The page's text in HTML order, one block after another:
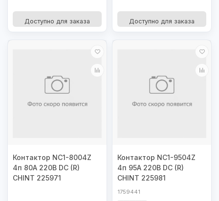
Доступно для заказа Доступно для заказа
Контактор NC1-8004Z
4п 80А 220В DC (R)
CHINT 225971
Контактор NC1-9504Z
4п 95А 220В DC (R)
CHINT 225981
1759441